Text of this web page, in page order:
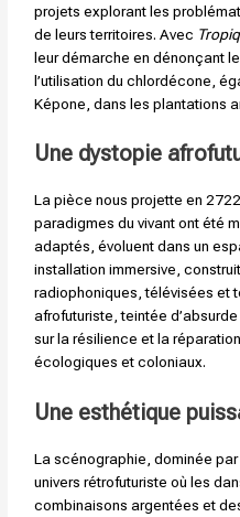
projets explorant les
de leurs territoires. Avec
leur démarche en dénonçant
l’utilisation du chlordécone,
Képone, dans les plantations
Une dystopie
La pièce nous projette en
paradigmes du vivant ont été
adaptés, évoluent dans un
installation immersive,
radiophoniques, télévisées et
afrofuturiste, teintée
sur la résilience et la
écologiques et coloniaux.
Une esthétique
La scénographie, dominée
univers rétrofuturiste où les
combinaisons argentées et